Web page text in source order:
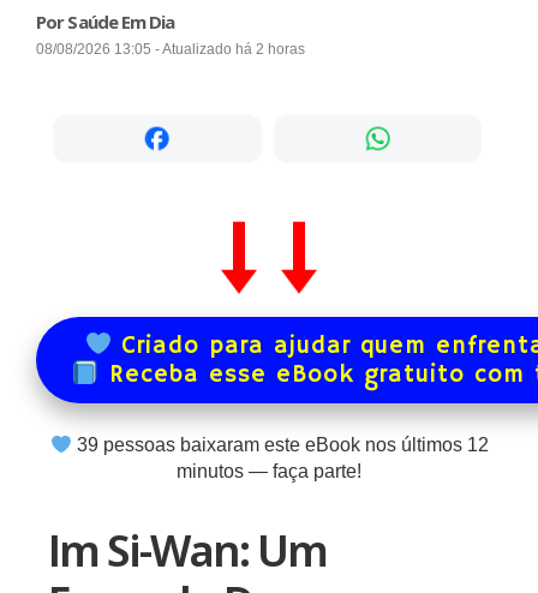
Por Saúde Em Dia
08/08/2026 13:05 - Atualizado há 2 horas
Criado para ajudar quem
Receba esse eBook gratuito
39pessoas baixaram este eBook nos últimos 12
minutos — faça parte!
Im Si-Wan: Um